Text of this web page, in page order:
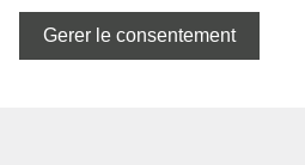
Gerer le consentement